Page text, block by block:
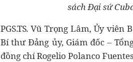
sách Đại sứ
PGS.TS. Vũ Trọng Lâm, Ủy
Bí thư Đảng ủy, Giám đốc –
đồng chí Rogelio Polanco